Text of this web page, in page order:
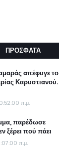
ΠΡΟΣΦΑΤΑ
απέφυγε το
Καρυστιανού.
π.μ.
παρέδωσε
ξέρει πού πάει
π.μ.